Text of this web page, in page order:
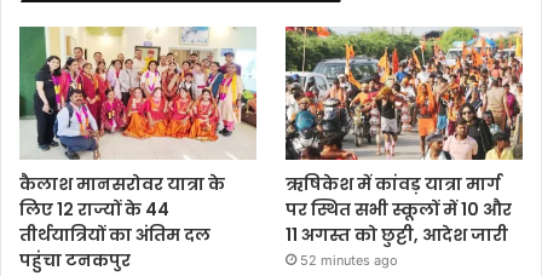
कैलाश मानसरोवर यात्रा के
लिए 12 राज्यों के 44
तीर्थयात्रियों का अंतिम दल
पहुंचा टनकपुर
ऋषिकेश में कांवड़ यात्रा मार्ग
पर स्थित सभी स्कूलों में 10 और
11 अगस्त को छुट्टी, आदेश जारी
52 minutes ago